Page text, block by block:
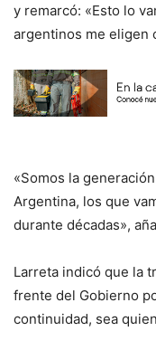
y remarcó: «Esto lo
argentinos me eligen
«Somos la
Argentina, los que
durante décadas»,
Larreta indicó que la
frente del Gobierno
continuidad, sea